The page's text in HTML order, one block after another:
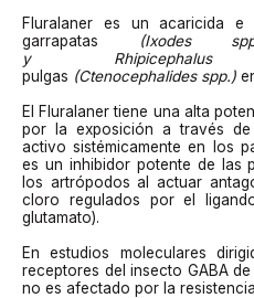
Fluralaner es un acaricida e
garrapatas
(Ixodes
y Rhipicephalus
pulgas (Ctenocephalides spp.)
El Fluralaner tiene una alta
por la exposición a través
activo sistémicamente en los
es un inhibidor potente de las
los artrópodos al actuar
cloro regulados por el
glutamato).
En estudios moleculares
receptores del insecto GABA
no es afectado por la